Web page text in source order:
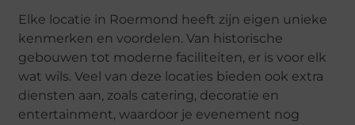
Elke locatie in Roermond heeft zijn eigen unieke
kenmerken en voordelen. Van historische
gebouwen tot moderne faciliteiten, er is voor elk
wat wils. Veel van deze locaties bieden ook extra
diensten aan, zoals catering, decoratie en
entertainment, waardoor je evenement nog